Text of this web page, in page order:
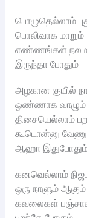
பொழுதெல்லாம்
பொலிவாக மாறும்
எண்ணங்கள்
இருந்தா போதும்
அழகான குயில்
ஒண்ணாக வாழும்
திசையெல்லாம்
கூடொன்னு
ஆஹா
கனவெல்லாம்
ஒரு நாளும் ஆகும்
கவலைகள்